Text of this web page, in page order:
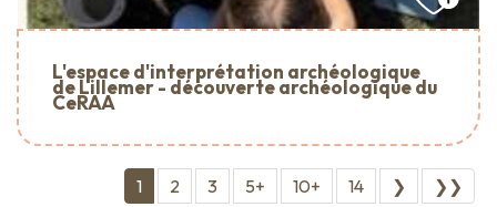
L'espace d'interprétation archéologique
de Lillemer - découverte archéologique du
CeRAA
1 2 3 5+ 10+ 14 ❯ ❯❯